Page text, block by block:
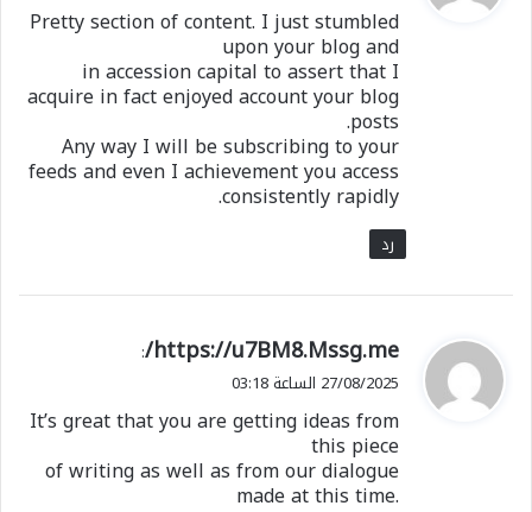
ل
Pretty section of content. I just stumbled
upon your blog and
in accession capital to assert that I
acquire in fact enjoyed account your blog
posts.
Any way I will be subscribing to your
feeds and even I achievement you access
consistently rapidly.
رد
ي
ق
ل
https://u7BM8.Mssg.me/
:
27/08/2025 الساعة 03:18
It’s great that you are getting ideas from
this piece
of writing as well as from our dialogue
made at this time.